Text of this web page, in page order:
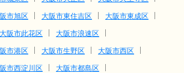
市旭区 大阪市東住吉区
大阪市東成区
大阪市此花区
大阪市浪速区
市港区 大阪市生野区
大阪市西区
市西淀川区
大阪市都島区